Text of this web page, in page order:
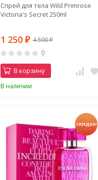
Спрей для тела Wild Primrose
Victoria's Secret 250ml
1 250 ₽ 4 500₽
0
В корзину
В наличии
СКИДКА!